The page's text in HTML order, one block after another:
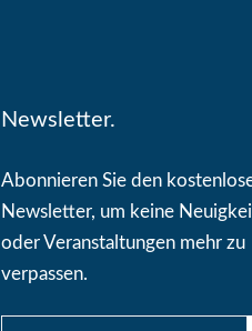
Newsletter.
Abonnieren Sie den
Newsletter, um keine
oder Veranstaltungen mehr zu
verpassen.